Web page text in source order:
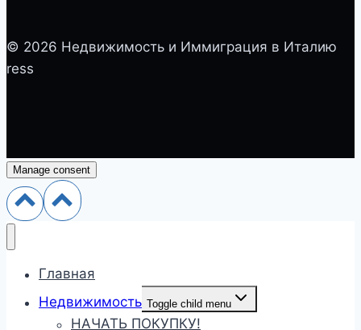
© 2026 Недвижимость и Иммиграция в Италию
ress
Manage consent
Главная
Недвижимость Toggle child menu
НАЧАТЬ ПОКУПКУ!